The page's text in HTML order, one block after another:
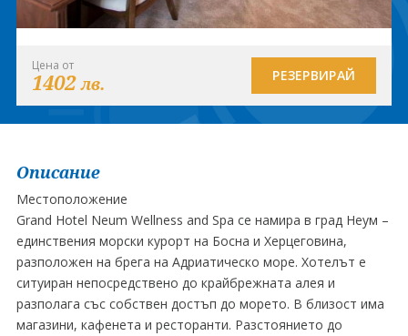
РЕЗЕРВИРАЙ
Цена от
1402лв.
Описание
Местоположение
Grand Hotel Neum Wellness and Spa се намира в град Неум –
единствения морски курорт на Босна и Херцеговина,
разположен на брега на Адриатическо море. Хотелът е
ситуиран непосредствено до крайбрежната алея и
разполага със собствен достъп до морето. В близост има
магазини, кафенета и ресторанти. Разстоянието до